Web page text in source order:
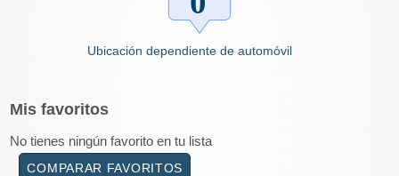
Ubicación dependiente de automóvil
Mis favoritos
No tienes ningún favorito en tu lista
COMPARAR FAVORITOS